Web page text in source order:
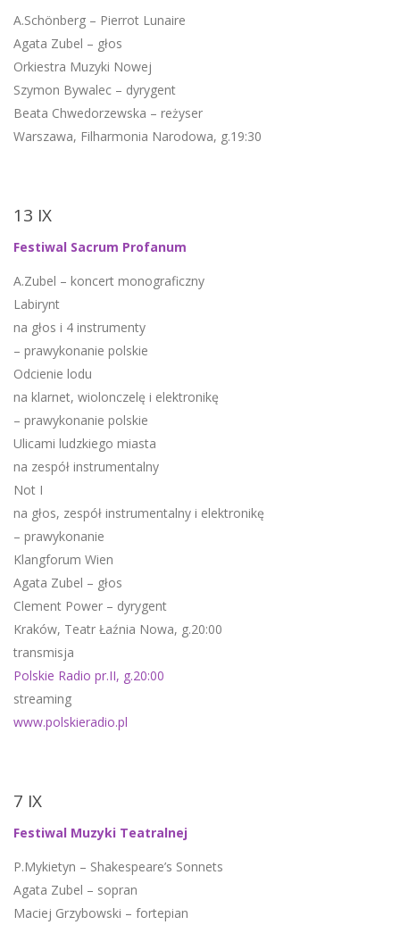
A.Schönberg – Pierrot Lunaire
Agata Zubel – głos
Orkiestra Muzyki Nowej
Szymon Bywalec – dyrygent
Beata Chwedorzewska – reżyser
Warszawa, Filharmonia Narodowa, g.19:30
13 IX
Festiwal Sacrum Profanum
A.Zubel – koncert monograficzny
Labirynt
na głos i 4 instrumenty
– prawykonanie polskie
Odcienie lodu
na klarnet, wiolonczelę i elektronikę
– prawykonanie polskie
Ulicami ludzkiego miasta
na zespół instrumentalny
Not I
na głos, zespół instrumentalny i elektronikę
– prawykonanie
Klangforum Wien
Agata Zubel – głos
Clement Power – dyrygent
Kraków, Teatr Łaźnia Nowa, g.20:00
transmisja
Polskie Radio pr.II, g.20:00
streaming
www.polskieradio.pl
7 IX
Festiwal Muzyki Teatralnej
P.Mykietyn – Shakespeare’s Sonnets
Agata Zubel – sopran
Maciej Grzybowski – fortepian